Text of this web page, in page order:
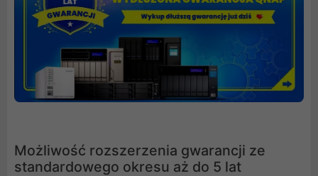
Możliwość rozszerzenia gwarancji ze
standardowego okresu aż do 5 lat